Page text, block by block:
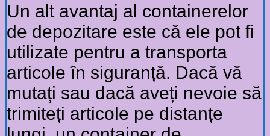
Un alt avantaj al containerelor
de depozitare este că ele pot fi
utilizate pentru a transporta
articole în siguranță. Dacă vă
mutați sau dacă aveți nevoie să
trimiteți articole pe distanțe